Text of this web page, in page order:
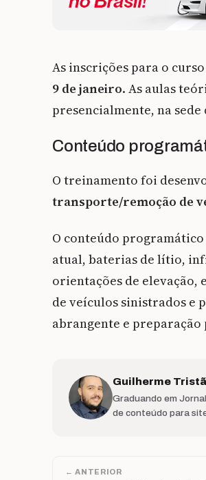
As inscrições para o
9 de janeiro. As aulas
presencialmente, na sede
Conteúdo
O treinamento foi
transporte/remoção de
O conteúdo
atual, baterias de lítio,
orientações de elevação,
de veículos sinistrados e
abrangente e preparação
Guilherme
Graduando em
de conteúdo para
← ANTERIOR